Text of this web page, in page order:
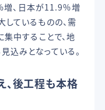
、日本が11.9%増
ているものの、需
中することで、地
込みとなっている。
、後工程も本格